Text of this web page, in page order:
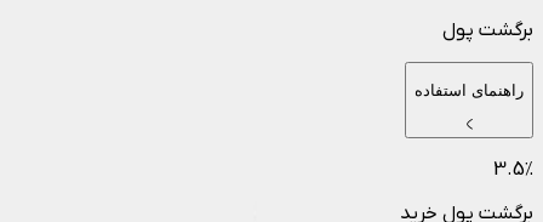
برگشت پول
راهنمای استفاده
3.5٪
برگشت پول خرید